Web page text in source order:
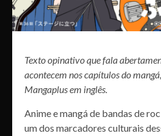
Texto opinativo que fala
acontecem nos capítulos do
Mangaplus em inglês.
Anime e mangá de bandas de
um dos marcadores culturais